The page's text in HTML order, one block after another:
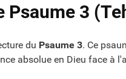
Psaume 3
du Psaume 3. Ce
absolue en Dieu face à